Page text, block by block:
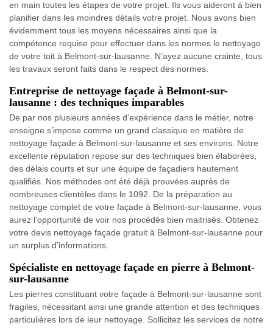
en main toutes les étapes de votre projet. Ils vous aideront à bien
planifier dans les moindres détails votre projet. Nous avons bien
évidemment tous les moyens nécessaires ainsi que la
compétence requise pour effectuer dans les normes le nettoyage
de votre toit à Belmont-sur-lausanne. N’ayez aucune crainte, tous
les travaux seront faits dans le respect des normes.
Entreprise de nettoyage façade à Belmont-sur-
lausanne : des techniques imparables
De par nos plusieurs années d’expérience dans le métier, notre
enseigne s’impose comme un grand classique en matière de
nettoyage façade à Belmont-sur-lausanne et ses environs. Notre
excellente réputation repose sur des techniques bien élaborées,
des délais courts et sur une équipe de façadiers hautement
qualifiés. Nos méthodes ont été déjà prouvées auprès de
nombreuses clientèles dans le 1092. De la préparation au
nettoyage complet de votre façade à Belmont-sur-lausanne, vous
aurez l’opportunité de voir nos procédés bien maitrisés. Obtenez
votre devis nettoyage façade gratuit à Belmont-sur-lausanne pour
un surplus d’informations.
Spécialiste en nettoyage façade en pierre à Belmont-
sur-lausanne
Les pierres constituant votre façade à Belmont-sur-lausanne sont
fragiles, nécessitant ainsi une grande attention et des techniques
particulières lors de leur nettoyage. Sollicitez les services de notre